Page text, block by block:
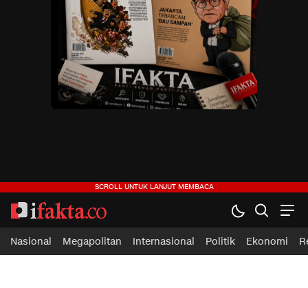
ifakta.co
#pastibenar
Nasional Megapolitan Internasional Politik Ekonomi